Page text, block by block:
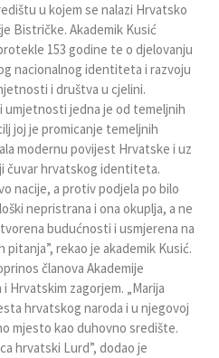
u kojem se nalazi Hrvatsko
Bistričke. Akademik Kusić
153 godine te o djelovanju
nacionalnog identiteta i razvoju
i društva u cjelini.
umjetnosti jedna je od temeljnih
joj je promicanje temeljnih
modernu povijest Hrvatske i uz
čuvar hrvatskog identiteta.
nacije, a protiv podjela po bilo
nepristrana i ona okuplja, a ne
budućnosti i usmjerena na
pitanja”, rekao je akademik Kusić.
članova Akademije
Hrvatskim zagorjem. „Marija
hrvatskog naroda i u njegovoj
mjesto kao duhovno središte.
hrvatski Lurd”, dodao je